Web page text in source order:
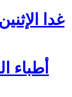
غدا
أطباء